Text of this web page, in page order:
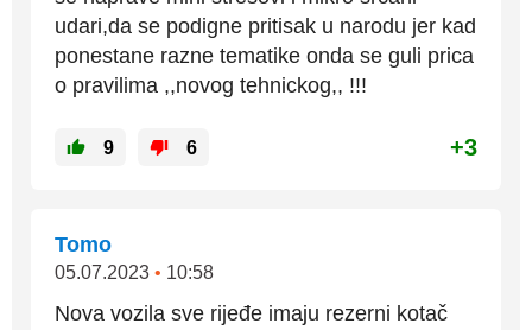
udari,da se podigne pritisak u narodu jer kad
ponestane razne tematike onda se guli prica
o pravilima ,,novog tehnickog,, !!!
9 6 +3
Tomo
05.07.2023 • 10:58
Nova vozila sve rijeđe imaju rezerni kotač